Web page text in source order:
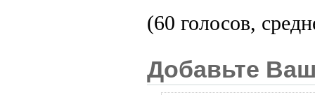
(60 голосов,
Добавьте